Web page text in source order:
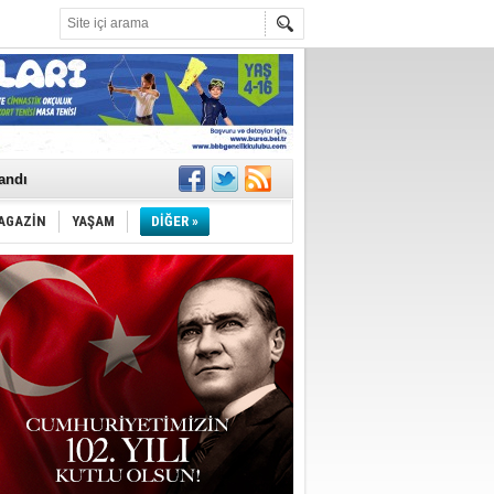
YAŞAM DİĞER »